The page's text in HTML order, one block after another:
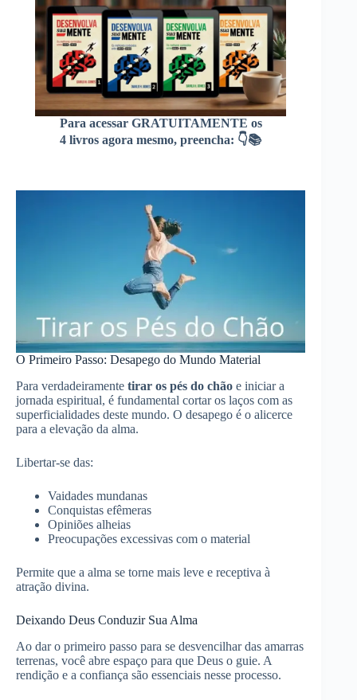
Para acessar GRATUITAMENTE os
4 livros agora mesmo, preencha: 👇📚
O Primeiro Passo: Desapego do Mundo Material
Para verdadeiramente tirar os pés do chão e iniciar a
jornada espiritual, é fundamental cortar os laços com as
superficialidades deste mundo. O desapego é o alicerce
para a elevação da alma.
Libertar-se das:
Vaidades mundanas
Conquistas efêmeras
Opiniões alheias
Preocupações excessivas com o material
Permite que a alma se torne mais leve e receptiva à
atração divina.
Deixando Deus Conduzir Sua Alma
Ao dar o primeiro passo para se desvencilhar das amarras
terrenas, você abre espaço para que Deus o guie. A
rendição e a confiança são essenciais nesse processo.